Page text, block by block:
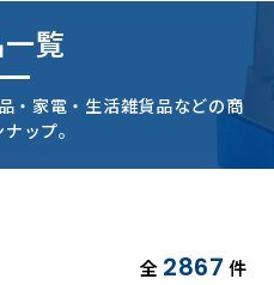
覧
・家電・生活雑貨品などの商
ップ。
全 2867 件